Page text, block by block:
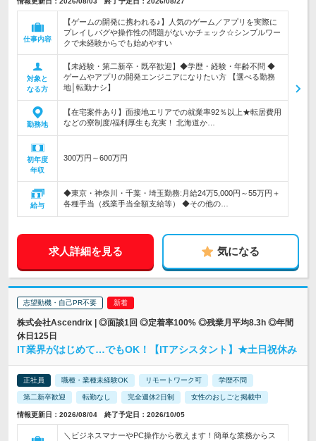
仕事内容
【ゲームの開発に携われる♪】人気のゲーム／アプリを実際に
プレイしバグや操作性の問題がないかチェック☆シンプルワー
クで未経験からでも始めやすい
対象と
なる方
【未経験・第二新卒・既卒歓迎】◆学歴・経験・年齢不問 ◆
ゲームやアプリの開発エンジニアになりたい方 【選べる勤務
地│転勤ナシ】
勤務地
【在宅案件あり】面接地エリアでの就業率92％以上★転居費用
などの寮制度/福利厚生も充実！ 北海道か…
初年度
年収
300万円～600万円
給与
◆東京・神奈川・千葉・埼玉勤務:月給24万5,000円～55万円＋
各種手当（残業手当全額支給等） ◆その他の…
求人詳細を見る 気になる
志望動機・自己PR不要
株式会社Ascendrix | ◎面談1回 ◎定着率100% ◎残業月平均8.3h ◎年間
休日125日
IT業界がはじめて…でもOK！【ITアシスタント】★土日祝休み
正社員 職種・業種未経験OK リモートワーク可 学歴不問
第二新卒歓迎 転勤なし 完全週休2日制 女性のおしごと掲載中
情報更新日：2026/08/04 終了予定日：2026/10/05
＼ビジネスマナーやPC操作から教えます！簡単な業務からス